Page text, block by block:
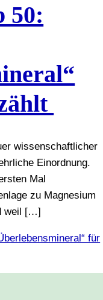
50:
wissenschaftlicher
Einordnung.
Mal
zu Magnesium
weil […]
für